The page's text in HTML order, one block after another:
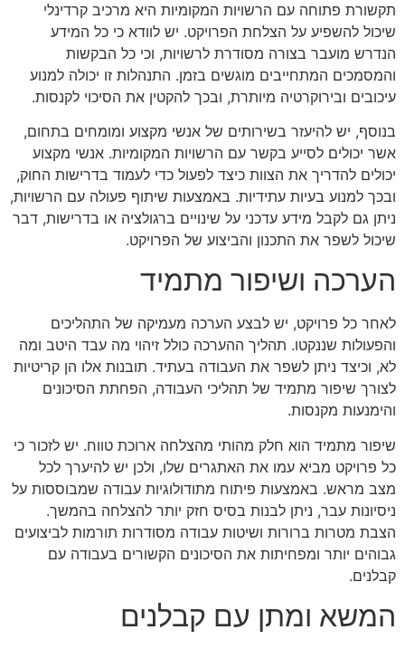
תקשורת פתוחה עם הרשויות המקומיות היא מרכיב קרדינלי
שיכול להשפיע על הצלחת הפרויקט. יש לוודא כי כל המידע
הנדרש מועבר בצורה מסודרת לרשויות, וכי כל הבקשות
והמסמכים המתחייבים מוגשים בזמן. התנהלות זו יכולה למנוע
עיכובים ובירוקרטיה מיותרת, ובכך להקטין את הסיכוי לקנסות.
בנוסף, יש להיעזר בשירותים של אנשי מקצוע ומומחים בתחום,
אשר יכולים לסייע בקשר עם הרשויות המקומיות. אנשי מקצוע
יכולים להדריך את הצוות כיצד לפעול כדי לעמוד בדרישות החוק,
ובכך למנוע בעיות עתידיות. באמצעות שיתוף פעולה עם הרשויות,
ניתן גם לקבל מידע עדכני על שינויים ברגולציה או בדרישות, דבר
שיכול לשפר את התכנון והביצוע של הפרויקט.
הערכה ושיפור מתמיד
לאחר כל פרויקט, יש לבצע הערכה מעמיקה של התהליכים
והפעולות שננקטו. תהליך ההערכה כולל זיהוי מה עבד היטב ומה
לא, וכיצד ניתן לשפר את העבודה בעתיד. תובנות אלו הן קריטיות
לצורך שיפור מתמיד של תהליכי העבודה, הפחתת הסיכונים
והימנעות מקנסות.
שיפור מתמיד הוא חלק מהותי מהצלחה ארוכת טווח. יש לזכור כי
כל פרויקט מביא עמו את האתגרים שלו, ולכן יש להיערך לכל
מצב מראש. באמצעות פיתוח מתודולוגיות עבודה שמבוססות על
ניסיונות עבר, ניתן לבנות בסיס חזק יותר להצלחה בהמשך.
הצבת מטרות ברורות ושיטות עבודה מסודרות תורמות לביצועים
גבוהים יותר ומפחיתות את הסיכונים הקשורים בעבודה עם
קבלנים.
המשא ומתן עם קבלנים